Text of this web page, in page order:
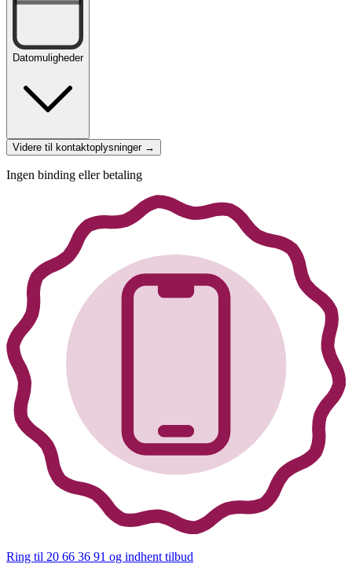
Datomuligheder
Videre til kontaktoplysninger →
Ingen binding eller betaling
Ring til 20 66 36 91 og indhent tilbud